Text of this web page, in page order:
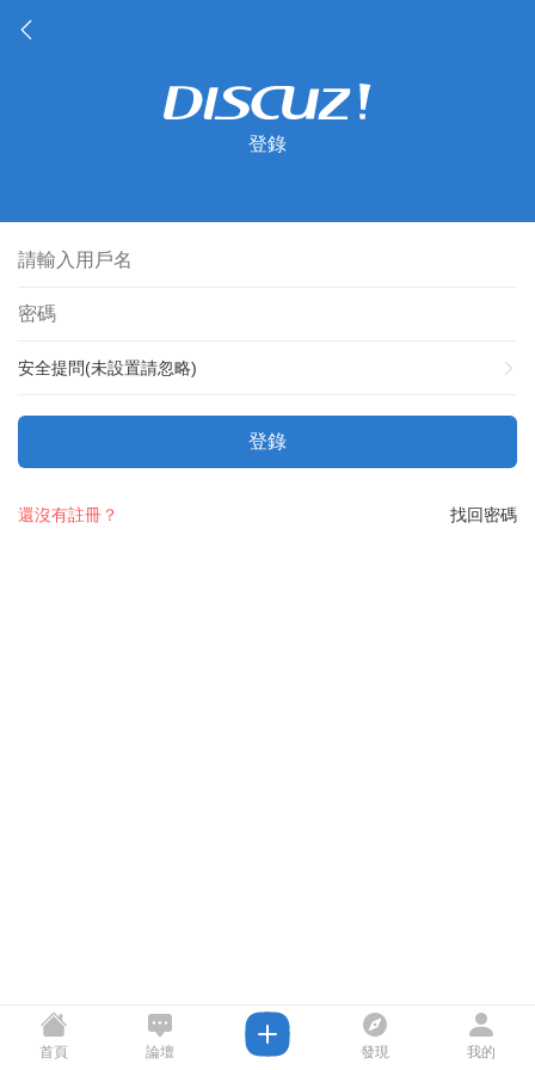
登錄
安全提問(未設置請忽略)
登錄
找回密碼
還沒有註冊？
首頁 論壇 發現 我的